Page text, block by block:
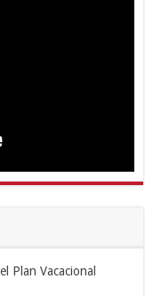
Plan Vacacional